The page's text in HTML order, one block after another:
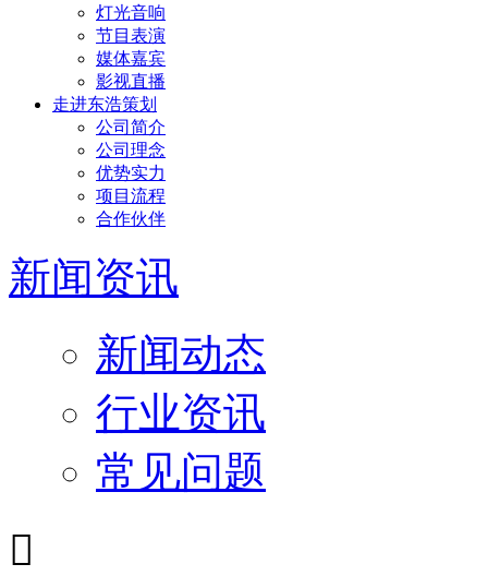
灯光音响
节目表演
媒体嘉宾
影视直播
走进东浩策划
公司简介
公司理念
优势实力
项目流程
合作伙伴
新闻资讯
新闻动态
行业资讯
常见问题
